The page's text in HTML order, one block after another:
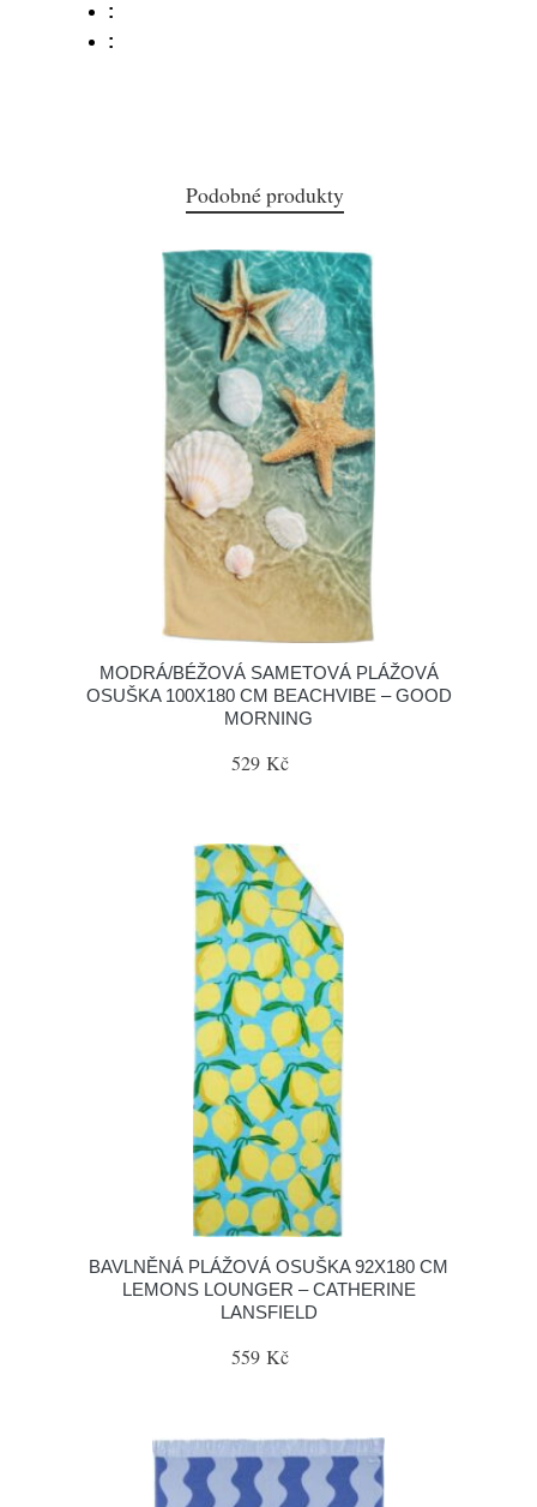
:
:
Podobné produkty
MODRÁ/BÉŽOVÁ SAMETOVÁ PLÁŽOVÁ
OSUŠKA 100X180 CM BEACHVIBE – GOOD
MORNING
529 Kč
BAVLNĚNÁ PLÁŽOVÁ OSUŠKA 92X180 CM
LEMONS LOUNGER – CATHERINE
LANSFIELD
559 Kč